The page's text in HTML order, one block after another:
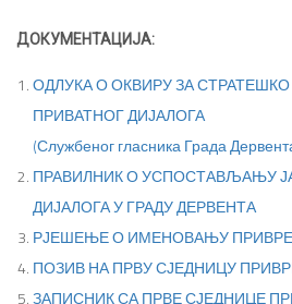
ДОКУМЕНТАЦИЈА:
ОДЛУКА О ОКВИРУ ЗА
ПРИВАТНОГ ДИЈАЛОГА
(Службеног гласника Града
ПРАВИЛНИК О УСПОСТАВЉАЊУ
ДИЈАЛОГА У ГРАДУ ДЕРВЕНТА
РЈЕШЕЊЕ О ИМЕНОВАЊУ
ПОЗИВ НА ПРВУ СЈЕДНИЦУ
ЗАПИСНИК СА ПРВЕ СЈЕДНИЦЕ